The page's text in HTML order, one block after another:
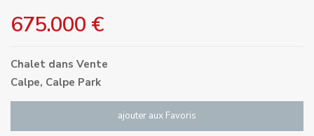
675.000 €
Chalet dans Vente
Calpe, Calpe Park
ajouter aux Favoris